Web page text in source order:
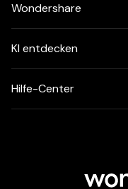
Wondershare
KI entdecken
Hilfe-Center